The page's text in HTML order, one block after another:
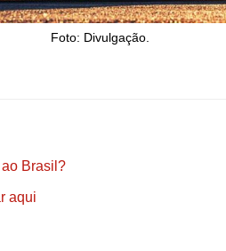
Foto: Divulgação.
Brasil?
aqui